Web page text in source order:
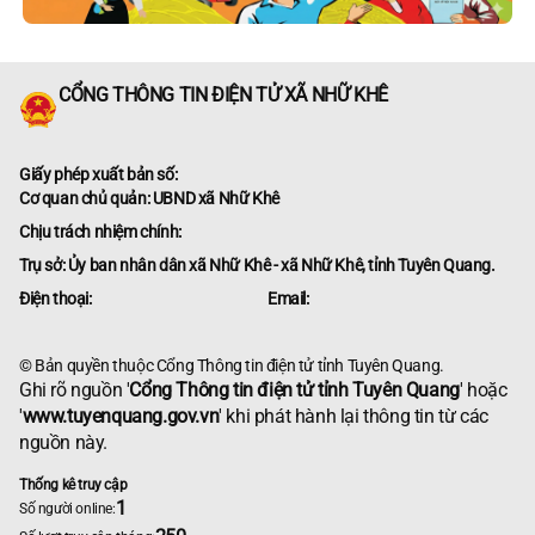
CỔNG THÔNG TIN ĐIỆN TỬ XÃ NHỮ KHÊ
Giấy phép xuất bản số:
Cơ quan chủ quản: UBND xã Nhữ Khê
Chịu trách nhiệm chính:
Trụ sở: Ủy ban nhân dân xã Nhữ Khê - xã Nhữ Khê, tỉnh Tuyên Quang.
Điện thoại:
Email:
© Bản quyền thuộc Cổng Thông tin điện tử tỉnh Tuyên Quang.
Ghi rõ nguồn 'Cổng Thông tin điện tử tỉnh Tuyên Quang' hoặc
'www.tuyenquang.gov.vn' khi phát hành lại thông tin từ các
nguồn này.
Thống kê truy cập
Số người online:1